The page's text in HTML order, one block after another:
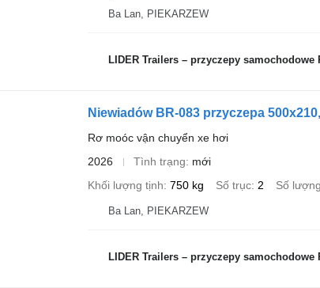
Ba Lan, PIEKARZEW
LIDER Trailers – przyczepy samochodowe
Niewiadów BR-083 przyczepa
Rơ moóc vận chuyển xe hơi
2026
Tình trạng
mới
Khối lượng tịnh 750 kg Số trục 2 Số
Ba Lan, PIEKARZEW
LIDER Trailers – przyczepy samochodowe